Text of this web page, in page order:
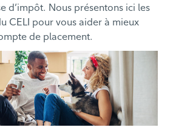
d’impôt. Nous présentons ici les
CELI pour vous aider à mieux
de placement.